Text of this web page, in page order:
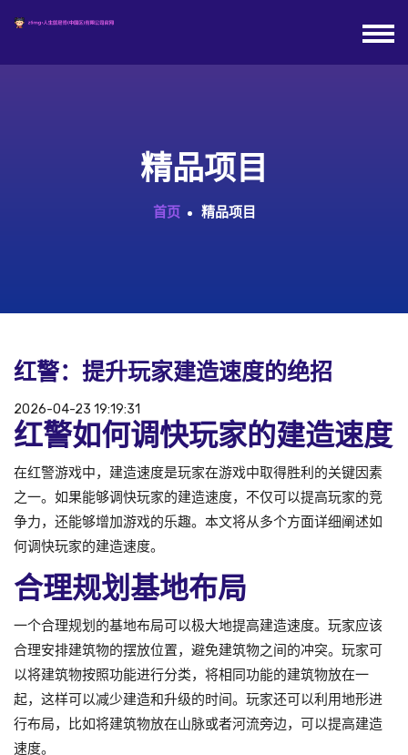
精品项目
首页 精品项目
红警：提升玩家建造速度的绝招
2026-04-23 19:19:31
红警如何调快玩家的建造速度
在红警游戏中，建造速度是玩家在游戏中取得胜利的关键因素
之一。如果能够调快玩家的建造速度，不仅可以提高玩家的竞
争力，还能够增加游戏的乐趣。本文将从多个方面详细阐述如
何调快玩家的建造速度。
合理规划基地布局
一个合理规划的基地布局可以极大地提高建造速度。玩家应该
合理安排建筑物的摆放位置，避免建筑物之间的冲突。玩家可
以将建筑物按照功能进行分类，将相同功能的建筑物放在一
起，这样可以减少建造和升级的时间。玩家还可以利用地形进
行布局，比如将建筑物放在山脉或者河流旁边，可以提高建造
速度。